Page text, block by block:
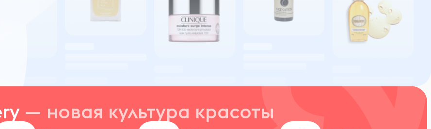
— новая культура красоты